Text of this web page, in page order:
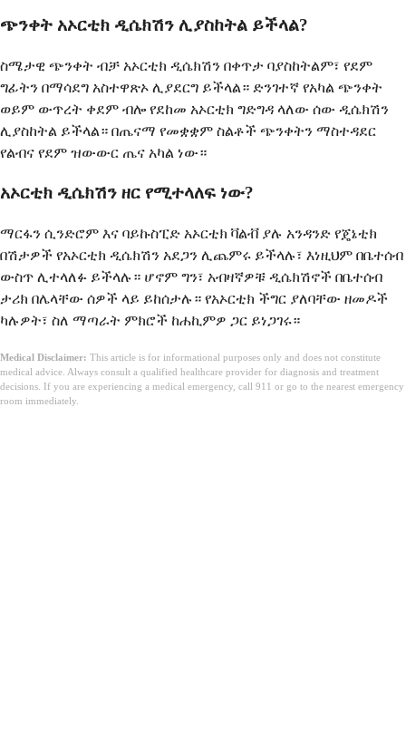
ጭንቀት አኦርቲክ ዲሴክሽን ሊያስከትል ይችላል?
ስሜታዊ ጭንቀት ብቻ አኦርቲክ ዲሴክሽን በቀጥታ ባያስከትልም፣ የደም
ግፊትን በማሳደግ አስተዋጽኦ ሊያደርግ ይችላል። ድንገተኛ የአካል ጭንቀት
ወይም ውጥረት ቀደም ብሎ የደከመ አኦርቲክ ግድግዳ ላለው ሰው ዲሴክሽን
ሊያስከትል ይችላል። በጤናማ የመቋቋም ስልቶች ጭንቀትን ማስተዳደር
የልብና የደም ዝውውር ጤና አካል ነው።
አኦርቲክ ዲሴክሽን ዘር የሚተላለፍ ነው?
ማርፋን ሲንድሮም እና ባይኩስፒድ አኦርቲክ ቫልቭ ያሉ አንዳንድ የጄኔቲክ
በሽታዎች የአኦርቲክ ዲሴክሽን አደጋን ሊጨምሩ ይችላሉ፣ እነዚህም በቤተሰብ
ውስጥ ሊተላለፉ ይችላሉ። ሆኖም ግን፣ አብዛኛዎቹ ዲሴክሽኖች በቤተሰብ
ታሪክ በሌላቸው ሰዎች ላይ ይከሰታሉ። የአኦርቲክ ችግር ያለባቸው ዘመዶች
ካሉዎት፣ ስለ ማጣራት ምክሮች ከሐኪምዎ ጋር ይነጋገሩ።
Medical Disclaimer: This article is for informational purposes only and does not constitute
medical advice. Always consult a qualified healthcare provider for diagnosis and treatment
decisions. If you are experiencing a medical emergency, call 911 or go to the nearest emergency
room immediately.